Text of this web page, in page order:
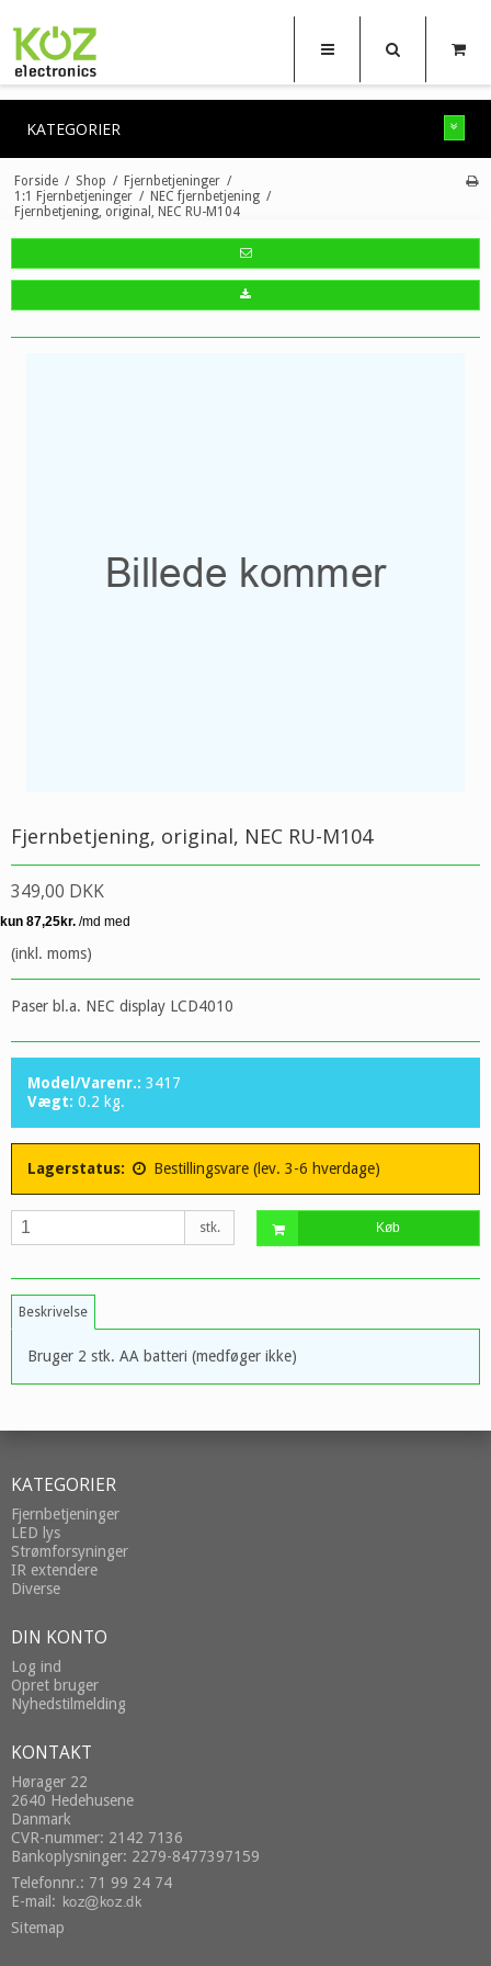
KATEGORIER
Forside / Shop / Fjernbetjeninger /
1:1 Fjernbetjeninger / NEC fjernbetjening /
Fjernbetjening, original, NEC RU-M104
Fjernbetjening, original, NEC RU-M104
349,00 DKK
(inkl. moms)
Paser bl.a. NEC display LCD4010
Model/Varenr.: 3417
Vægt: 0.2 kg.
Lagerstatus: Bestillingsvare (lev. 3-6 hverdage)
stk. Køb
Beskrivelse
Bruger 2 stk. AA batteri (medføger ikke)
KATEGORIER
Fjernbetjeninger
LED lys
Strømforsyninger
IR extendere
Diverse
DIN KONTO
Log ind
Opret bruger
Nyhedstilmelding
KONTAKT
Hørager 22
2640 Hedehusene
Danmark
CVR-nummer: 2142 7136
Bankoplysninger: 2279-8477397159
Telefonnr.: 71 99 24 74
E-mail :
Sitemap